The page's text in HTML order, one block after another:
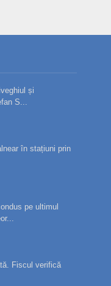
și
S...
în stațiuni prin
pe ultimul
Fiscul verifică